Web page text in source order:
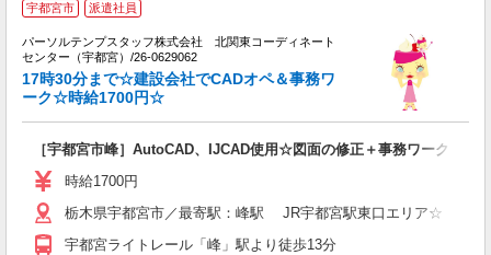
宇都宮市 派遣社員
パーソルテンプスタッフ株式会社 北関東コーディネート
センター（宇都宮）/26-0629062
17時30分まで☆建設会社でCADオペ＆事務ワ
ーク☆時給1700円☆
［宇都宮市峰］AutoCAD、IJCAD使用☆図面の修正＋事務ワーク
時給1700円
栃木県宇都宮市／最寄駅：峰駅 JR宇都宮駅東口エリア☆ ≪
宇都宮ライトレール「峰」駅より徒歩13分